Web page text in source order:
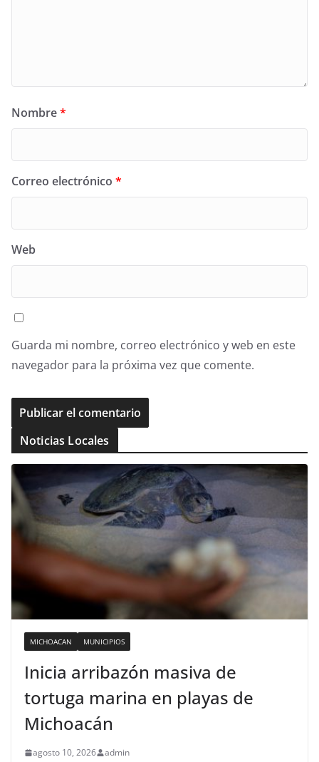
Nombre*
Correo electrónico *
Web
Guarda mi nombre, correo electrónico y web en este
navegador para la próxima vez que comente.
Noticias Locales
MICHOACAN MUNICIPIOS
Inicia arribazón masiva de
tortuga marina en playas de
Michoacán
agosto 10, 2026 admin